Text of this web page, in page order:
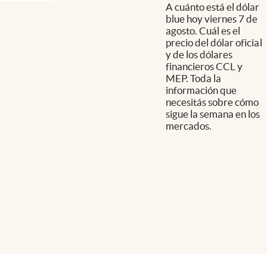
A cuánto está el dólar
blue hoy viernes 7 de
agosto. Cuál es el
precio del dólar oficial
y de los dólares
financieros CCL y
MEP. Toda la
información que
necesitás sobre cómo
sigue la semana en los
mercados.